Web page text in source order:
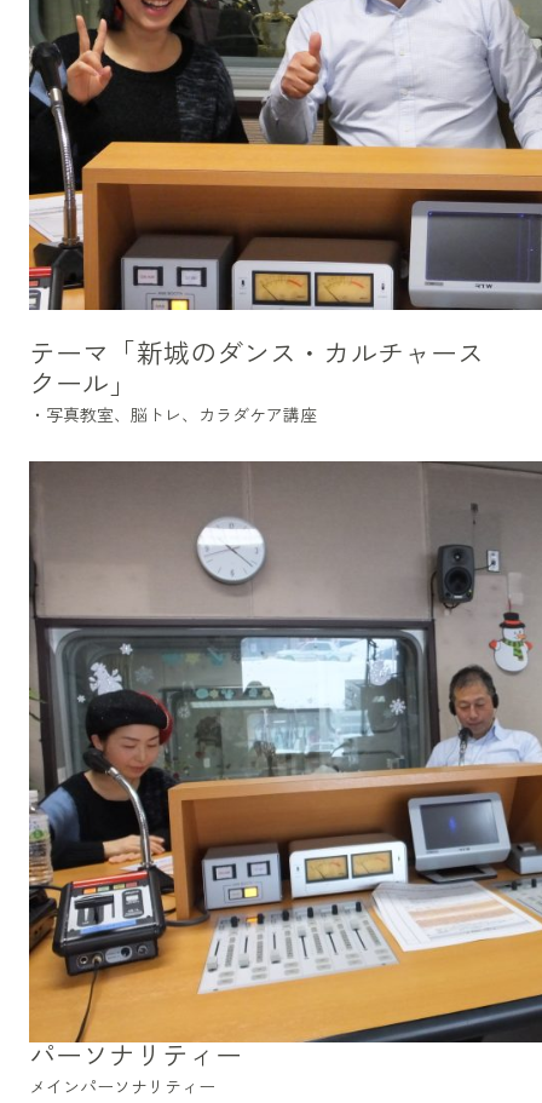
テーマ「新城のダンス・カルチャース
クール」
・写真教室、脳トレ、カラダケア講座
パーソナリティー
メインパーソナリティー